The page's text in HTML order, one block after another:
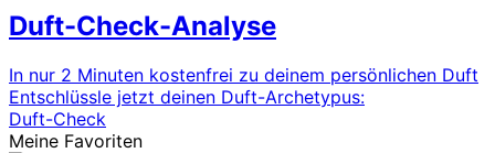
Duft-Check-Analyse
In nur 2 Minuten kostenfrei zu deinem persönlichen Duft
Entschlüssle jetzt deinen Duft-Archetypus:
Duft-Check
Meine Favoriten